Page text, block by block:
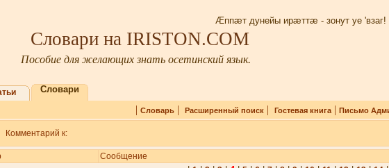
Æппæт дунейы ирæттæ - зонут уе 'взаг!
Словари на IRISTON.COM
Пособие для желающих знать осетинский язык.
Словари
| Словарь| Расширенный поиск| Гостевая книга| Письмо
Комментарий к:
Сообщение